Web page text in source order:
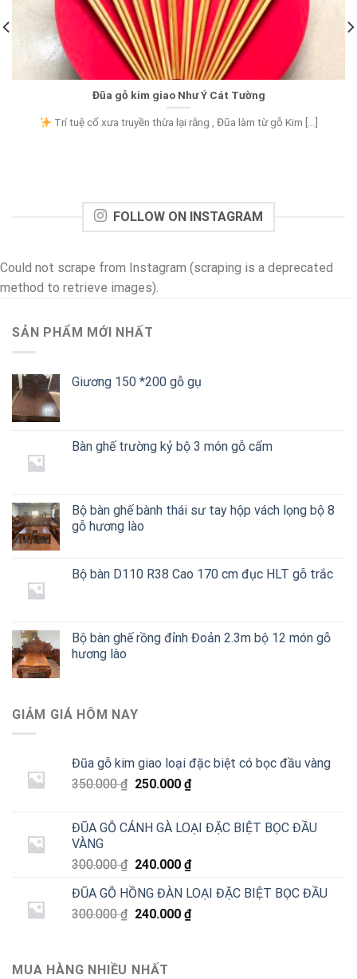
Đũa gỗ kim giao Như Ý Cát Tường
Trí tuệ cổ xưa truyền thừa lại rằng , Đũa làm từ gỗ Kim [...]
FOLLOW ON INSTAGRAM
Could not scrape from Instagram (scraping is a deprecated
method to retrieve images).
SẢN PHẨM MỚI NHẤT
Giương 150 *200 gỗ gụ
Bàn ghế trường kỷ bộ 3 món gỗ cẩm
Bộ bàn ghế bành thái sư tay hộp vách lọng bộ 8
gỗ hương lào
Bộ bàn D110 R38 Cao 170 cm đục HLT gỗ trắc
Bộ bàn ghế rồng đỉnh Đoản 2.3m bộ 12 món gỗ
hương lào
GIẢM GIÁ HÔM NAY
Đũa gỗ kim giao loại đặc biệt có bọc đầu vàng
350.000₫ Giá
là:
350.000 ₫.
250.000 ₫Giá
là:
ĐŨA GỖ CÁNH GÀ LOẠI ĐẶC BIỆT BỌC ĐẦU
VÀNG
300.000₫ Giá
là:
300.000 ₫.
240.000 ₫Giá
tại
là:
ĐŨA GỖ HỒNG ĐÀN LOẠI ĐẶC BIỆT BỌC ĐẦU
300.000₫ Giá
300.000 ₫.
240.000 ₫Giá
MUA HÀNG NHIỀU NHẤT